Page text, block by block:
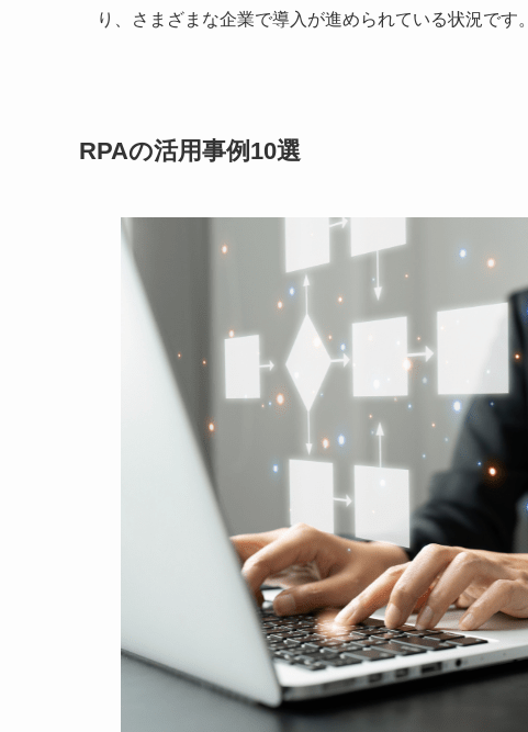
り、さまざまな企業で導入が進められている状況です。
RPAの活用事例10選